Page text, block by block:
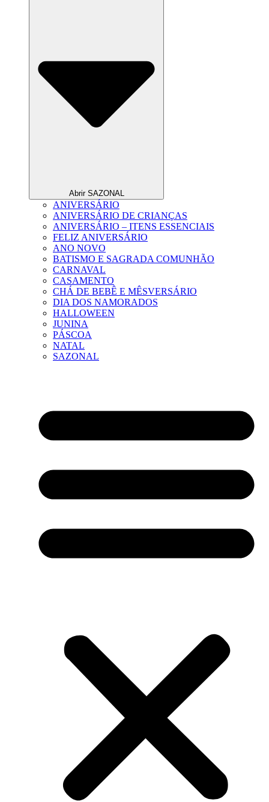
Abrir SAZONAL
ANIVERSÁRIO
ANIVERSÁRIO DE CRIANÇAS
ANIVERSÁRIO – ITENS ESSENCIAIS
FELIZ ANIVERSÁRIO
ANO NOVO
BATISMO E SAGRADA COMUNHÃO
CARNAVAL
CASAMENTO
CHÁ DE BEBÊ E MÊSVERSÁRIO
DIA DOS NAMORADOS
HALLOWEEN
JUNINA
PÁSCOA
NATAL
SAZONAL